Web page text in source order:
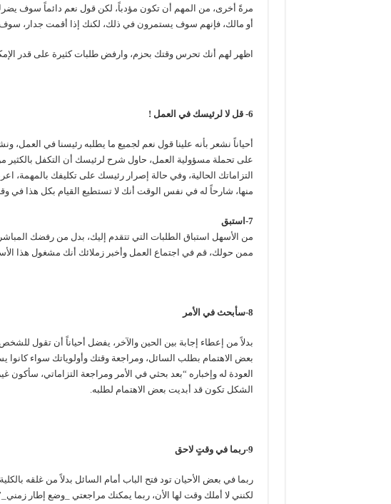
مرةً أخرى، من المهم أن تكون مؤدباً، لكن قول نعم دائماً سوف
أو مالك، فإنهم سوف يستمرون في ذلك، لكنك إذا أقمت جدار،
اظهر لهم أنك تحرس وقتك بحزم، وارفض طلبات كثيرة على قدر
6- قل لا لرئيسك في العمل !
أحياناً نشعر بأنه علينا قول نعم لجميع ما يطلبه رئيسنا في العمل،
على تحملة مسؤولية العمل، حاول شرح لرئيسك أن التكفل بالكثير
التزاماتك الحالية، وفي حالة إصرار رئيسك على تكليفك بالمهمة،
منها، شارحاً له في نفس الوقت أنك لا تستطيع القيام بكل هذا في
7-استبق
من الأسهل استباق الطلبات التي تتقدم إليك، بدل من رفضك
ممن حولك، قم في اجتماع العمل وأخبر زملائك أنك مشغول هذا
8-سأبحث في الأمر
بدلاً من إعطاء إجابة بين الحين والآخر، يفضل أحياناً أن تقول
بعض الاهتمام بطلب السائل، ومراجعة وقتك وأولوياتك سواء
العودة له وإخباره “بعد بحثي في الأمر ومراجعة التزاماتي، سأكون
الشكل تكون قد أبديت بعض الاهتمام لطلبه.
9-ربما في وقتٍ لاحق
ربما في بعض الأحيان تود فتح الباب أمام السائل بدلاً من غلقه
لكنني لا أملك وقت لها الأن، ربما يمكنك مراجعتي _وضع إطار